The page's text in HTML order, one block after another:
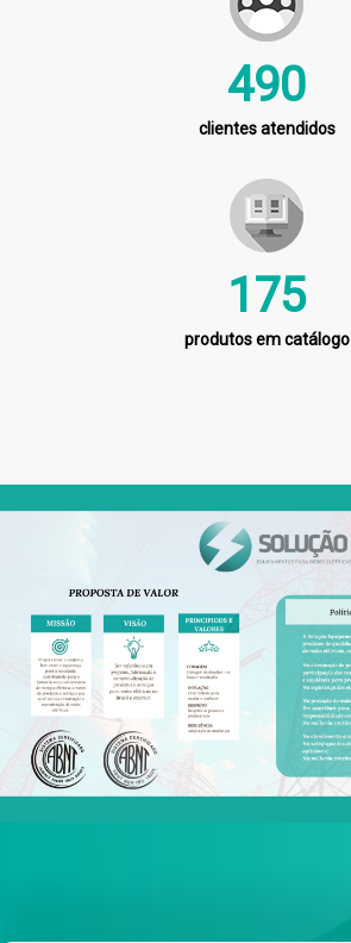
568
clientes atendidos
203
produtos em catálogo